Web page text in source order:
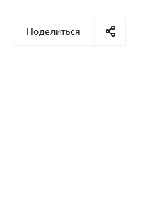
Поделиться